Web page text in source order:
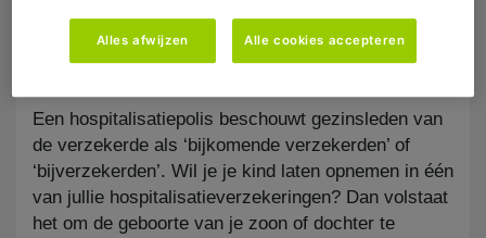
Meld de geboorte aan je
verzekeraar
Een hospitalisatiepolis beschouwt gezinsleden van
de verzekerde als ‘bijkomende verzekerden’ of
‘bijverzekerden’. Wil je je kind laten opnemen in één
van jullie hospitalisatieverzekeringen? Dan volstaat
het om de geboorte van je zoon of dochter te
Alles afwijzen Alle cookies accepteren